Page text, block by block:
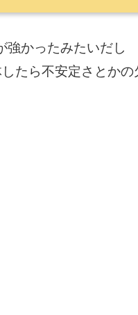
強かったみたいだし
たら不安定さとか